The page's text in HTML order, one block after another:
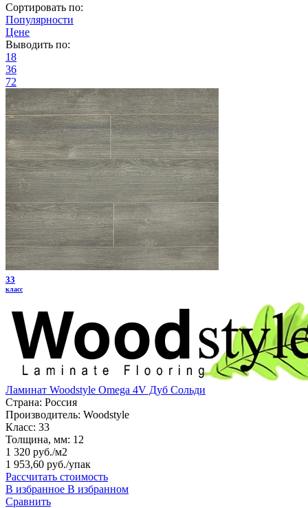
Сортировать по:
Популярности
Цене
Выводить по:
18
36
72
33
класс
Ламинат Woodstyle Omega 4V Дуб Сольди
Страна: Россия
Производитель: Woodstyle
Класс: 33
Толщина, мм: 12
1 320 руб./м2
1 953,60 руб./упак
Рассчитать стоимость
В избранное В избранном
Сравнить